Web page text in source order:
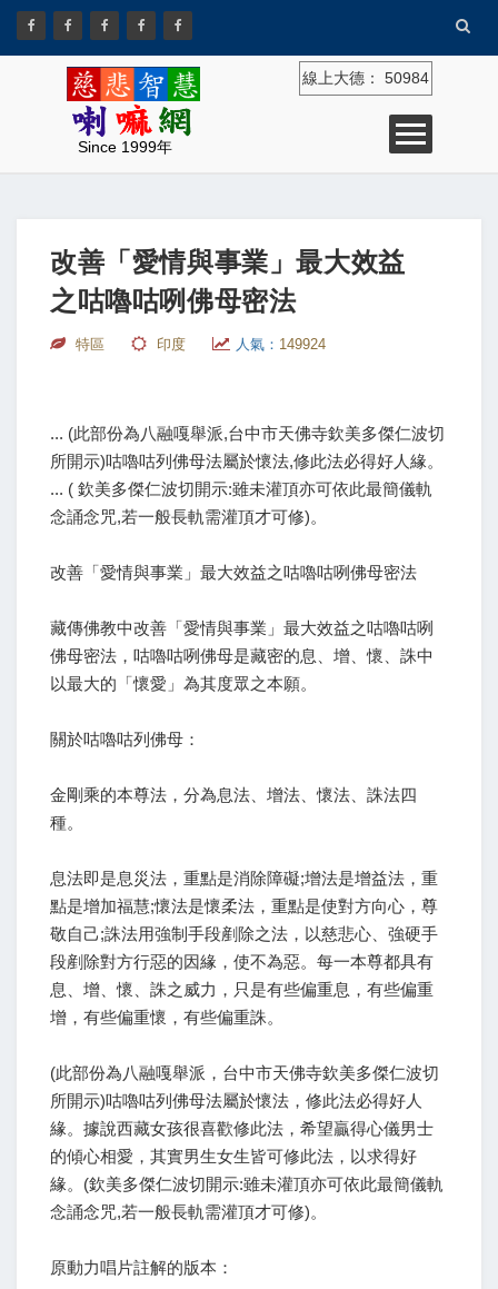
Since 1999年
線上大德： 50984
改善「愛情與事業」最大效益
之咕嚕咕咧佛母密法
特區 印度 人氣： 149924
... (此部份為八融嘎舉派,台中市天佛寺欽美多傑仁波切
所開示)咕嚕咕列佛母法屬於懷法,修此法必得好人緣。
... ( 欽美多傑仁波切開示:雖未灌頂亦可依此最簡儀軌
念誦念咒,若一般長軌需灌頂才可修)。
改善「愛情與事業」最大效益之咕嚕咕咧佛母密法
藏傳佛教中改善「愛情與事業」最大效益之咕嚕咕咧
佛母密法，咕嚕咕咧佛母是藏密的息、增、懷、誅中
以最大的「懷愛」為其度眾之本願。
關於咕嚕咕列佛母：
金剛乘的本尊法，分為息法、增法、懷法、誅法四
種。
息法即是息災法，重點是消除障礙;增法是增益法，重
點是增加福慧;懷法是懷柔法，重點是使對方向心，尊
敬自己;誅法用強制手段剷除之法，以慈悲心、強硬手
段剷除對方行惡的因緣，使不為惡。每一本尊都具有
息、增、懷、誅之威力，只是有些偏重息，有些偏重
增，有些偏重懷，有些偏重誅。
(此部份為八融嘎舉派，台中市天佛寺欽美多傑仁波切
所開示)咕嚕咕列佛母法屬於懷法，修此法必得好人
緣。據說西藏女孩很喜歡修此法，希望贏得心儀男士
的傾心相愛，其實男生女生皆可修此法，以求得好
緣。(欽美多傑仁波切開示:雖未灌頂亦可依此最簡儀軌
念誦念咒,若一般長軌需灌頂才可修)。
原動力唱片註解的版本：